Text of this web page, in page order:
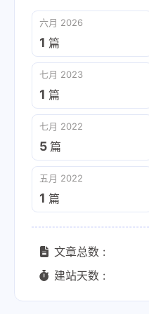
六月 2026
1 篇
七月 2023
1 篇
七月 2022
5 篇
五月 2022
1 篇
文章总数 :
建站天数 :